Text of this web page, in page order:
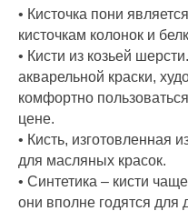
• Кисточка пони
кисточкам колонок и
• Кисти из козьей
акварельной краски,
комфортно
цене.
• Кисть, изготовленная
для масляных красок.
• Синтетика – кисти
они вполне годятся для